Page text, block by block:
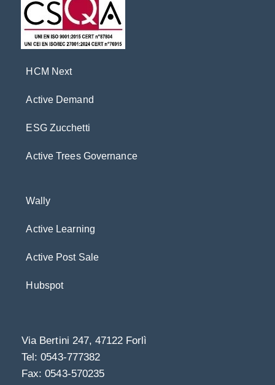
HCM Next
Active Demand
ESG Zucchetti
Active Trees Governance
Wally
Active Learning
Active Post Sale
Hubspot
Via Bertini 247, 47122 Forlì
Tel: 0543-777382
Fax: 0543-570235